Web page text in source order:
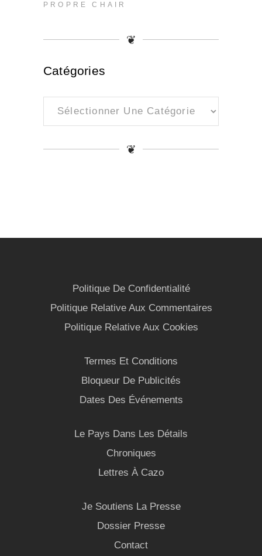
PROPRE CHAIR
❦
Catégories
Catégories
❦
Politique De Confidentialité
Politique Relative Aux Commentaires
Politique Relative Aux Cookies
Termes Et Conditions
Bloqueur De Publicités
Dates Des Événements
Le Pays Dans Les Détails
Chroniques
Lettres À Cazo
Je Soutiens La Presse
Dossier Presse
Contact